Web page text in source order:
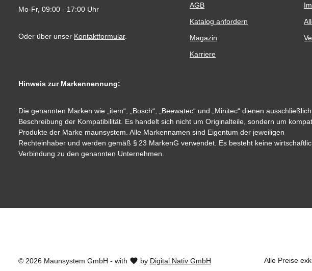
Mo-Fr, 09:00 - 17:00 Uhr
Oder über unser Kontaktformular.
AGB
Katalog anfordern
Magazin
Karriere
Hinweis zur Markennennung:
Die genannten Marken wie „item“, „Bosch“, „Beewatec“ und „Minitec“ dienen
Beschreibung der Kompatibilität. Es handelt sich nicht um Originalteile, sondern um
Produkte der Marke maunsystem. Alle Markennamen sind Eigentum der jeweiligen
Rechteinhaber und werden gemäß § 23 MarkenG verwendet. Es besteht keine
Verbindung zu den genannten Unternehmen.
© 2026 Maunsystem GmbH - with by Digital Nativ GmbH Alle Preise